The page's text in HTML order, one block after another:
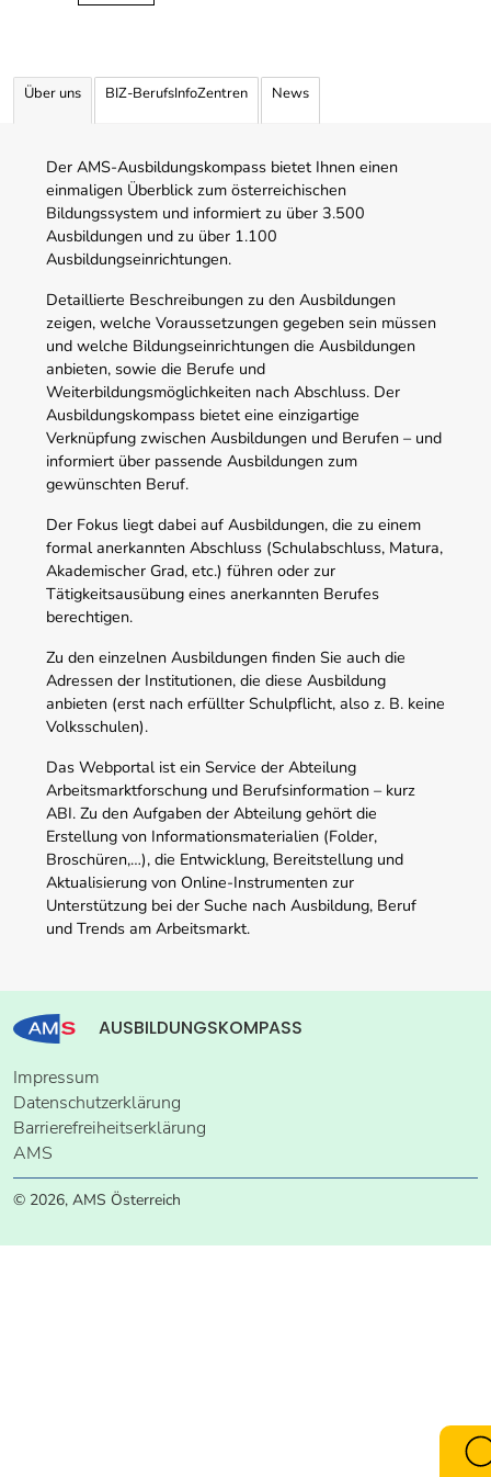
Über uns BIZ-BerufsInfoZentren News
Der AMS-Ausbildungskompass bietet Ihnen einen
einmaligen Überblick zum österreichischen
Bildungssystem und informiert zu über 3.500
Ausbildungen und zu über 1.100
Ausbildungseinrichtungen.
Detaillierte Beschreibungen zu den Ausbildungen
zeigen, welche Voraussetzungen gegeben sein müssen
und welche Bildungseinrichtungen die Ausbildungen
anbieten, sowie die Berufe und
Weiterbildungsmöglichkeiten nach Abschluss. Der
Ausbildungskompass bietet eine einzigartige
Verknüpfung zwischen Ausbildungen und Berufen – und
informiert über passende Ausbildungen zum
gewünschten Beruf.
Der Fokus liegt dabei auf Ausbildungen, die zu einem
formal anerkannten Abschluss (Schulabschluss, Matura,
Akademischer Grad, etc.) führen oder zur
Tätigkeitsausübung eines anerkannten Berufes
berechtigen.
Zu den einzelnen Ausbildungen finden Sie auch die
Adressen der Institutionen, die diese Ausbildung
anbieten (erst nach erfüllter Schulpflicht, also z. B. keine
Volksschulen).
Das Webportal ist ein Service der Abteilung
Arbeitsmarktforschung und Berufsinformation – kurz
ABI. Zu den Aufgaben der Abteilung gehört die
Erstellung von Informationsmaterialien (Folder,
Broschüren,…), die Entwicklung, Bereitstellung und
Aktualisierung von Online-Instrumenten zur
Unterstützung bei der Suche nach Ausbildung, Beruf
und Trends am Arbeitsmarkt.
AUSBILDUNGSKOMPASS
Impressum
Datenschutzerklärung
Barrierefreiheitserklärung
AMS
© 2026, AMS Österreich